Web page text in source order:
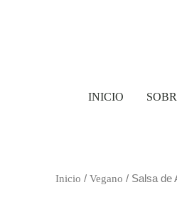
INICIO
Inicio / Vegano / Salsa de
Salsa